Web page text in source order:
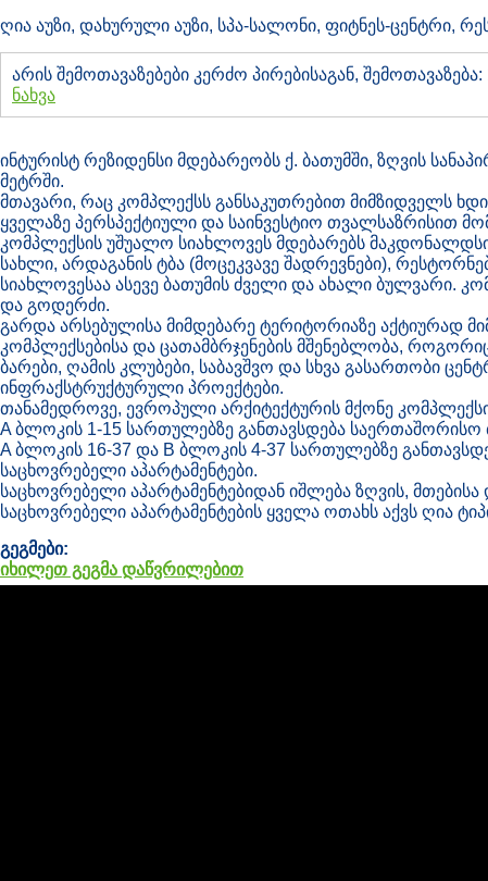
ღია აუზი, დახურული აუზი, სპა-სალონი, ფიტნეს-ცენტრი,
არის შემოთავაზებები კერძო პირებისაგან, შემოთავაზება:
ნახვა
ინტურისტ რეზიდენსი მდებარეობს ქ. ბათუმში, ზღვის
მეტრში.
მთავარი, რაც კომპლექსს განსაკუთრებით მიმზიდველს
ყველაზე პერსპექტიული და საინვესტიო თვალსაზრისით
კომპლექსის უშუალო სიახლოვეს მდებარებს
სახლი, არდაგანის ტბა (მოცეკვავე შადრევნები),
სიახლოვესაა ასევე ბათუმის ძველი და ახალი ბულვარი.
და გოდერძი.
გარდა არსებულისა მიმდებარე ტერიტორიაზე აქტიურად
კომპლექსებისა და ცათამბრჯენების მშენებლობა,
ბარები, ღამის კლუბები, საბავშვო და სხვა გასართობი
ინფრაქსტრუქტურული პროექტები.
თანამედროვე, ევროპული არქიტექტურის მქონე
A ბლოკის 1-15 სართულებზე განთავსდება საერთაშორისო
A ბლოკის 16-37 და B ბლოკის 4-37 სართულებზე
საცხოვრებელი აპარტამენტები.
საცხოვრებელი აპარტამენტებიდან იშლება ზღვის, მთებისა
საცხოვრებელი აპარტამენტების ყველა ოთახს აქვს ღია
გეგმები:
იხილეთ გეგმა დაწვრილებით